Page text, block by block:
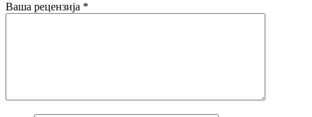
Ваша рецензија *